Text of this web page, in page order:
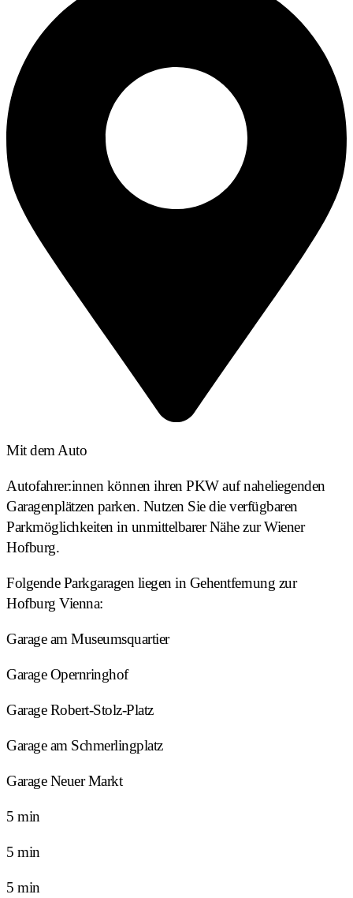
Mit dem Auto
Autofahrer:innen können ihren PKW auf naheliegenden
Garagenplätzen parken. Nutzen Sie die verfügbaren
Parkmöglichkeiten in unmittelbarer Nähe zur Wiener
Hofburg.
Folgende Parkgaragen liegen in Gehentfernung zur
Hofburg Vienna:
Garage am Museumsquartier
Garage Opernringhof
Garage Robert-Stolz-Platz
Garage am Schmerlingplatz
Garage Neuer Markt
5 min
5 min
5 min